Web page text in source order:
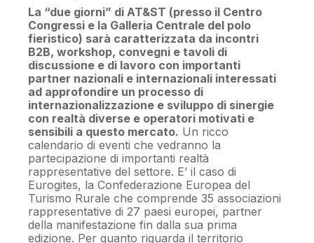
La “due giorni” di AT&ST (presso il Centro
Congressi e la Galleria Centrale del polo
fieristico) sarà caratterizzata da incontri
B2B, workshop, convegni e tavoli di
discussione e di lavoro con importanti
partner nazionali e internazionali interessati
ad approfondire un processo di
internazionalizzazione e sviluppo di sinergie
con realtà diverse e operatori motivati e
sensibili a questo mercato. Un ricco
calendario di eventi che vedranno la
partecipazione di importanti realtà
rappresentative del settore. E’ il caso di
Eurogites, la Confederazione Europea del
Turismo Rurale che comprende 35 associazioni
rappresentative di 27 paesi europei, partner
della manifestazione fin dalla sua prima
edizione. Per quanto riguarda il territorio